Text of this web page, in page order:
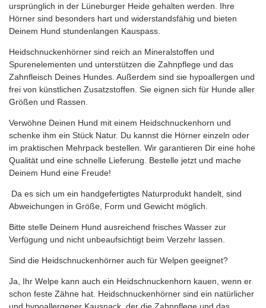
ursprünglich in der Lüneburger Heide gehalten werden. Ihre
Hörner sind besonders hart und widerstandsfähig und bieten
Deinem Hund stundenlangen Kauspass.
Heidschnuckenhörner sind reich an Mineralstoffen und
Spurenelementen und unterstützen die Zahnpflege und das
Zahnfleisch Deines Hundes. Außerdem sind sie hypoallergen und
frei von künstlichen Zusatzstoffen. Sie eignen sich für Hunde aller
Größen und Rassen.
Verwöhne Deinen Hund mit einem Heidschnuckenhorn und
schenke ihm ein Stück Natur. Du kannst die Hörner einzeln oder
im praktischen Mehrpack bestellen. Wir garantieren Dir eine hohe
Qualität und eine schnelle Lieferung. Bestelle jetzt und mache
Deinem Hund eine Freude!
Da es sich um ein handgefertigtes Naturprodukt handelt, sind
Abweichungen in Größe, Form und Gewicht möglich.
Bitte stelle Deinem Hund ausreichend frisches Wasser zur
Verfügung und nicht unbeaufsichtigt beim Verzehr lassen.
Sind die Heidschnuckenhörner auch für Welpen geeignet?
Ja, Ihr Welpe kann auch ein Heidschnuckenhorn kauen, wenn er
schon feste Zähne hat. Heidschnuckenhörner sind ein natürlicher